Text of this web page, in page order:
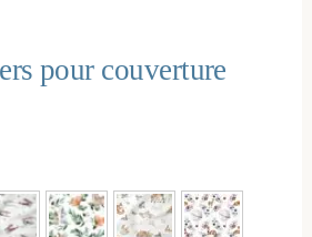
pour couverture